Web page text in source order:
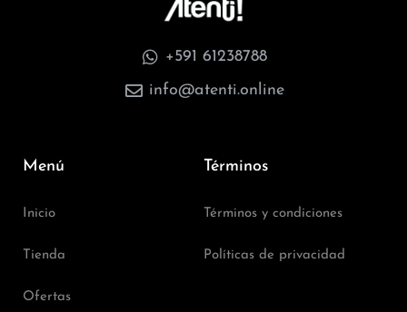
+591 61238788
info@atenti.online
Menú
Inicio
Tienda
Ofertas
Términos
Términos y condiciones
Políticas de privacidad